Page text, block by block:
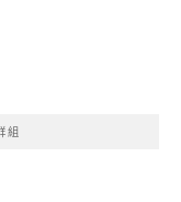
組